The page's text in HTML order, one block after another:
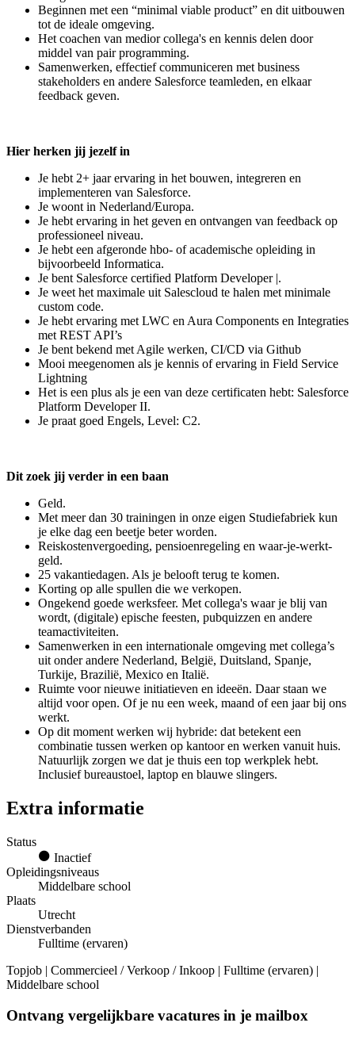
Beginnen met een “minimal viable product” en dit uitbouwen
tot de ideale omgeving.
Het coachen van medior collega's en kennis delen door
middel van pair programming.
Samenwerken, effectief communiceren met business
stakeholders en andere Salesforce teamleden, en elkaar
feedback geven.
Hier herken jij jezelf in
Je hebt 2+ jaar ervaring in het bouwen, integreren en
implementeren van Salesforce.
Je woont in Nederland/Europa.
Je hebt ervaring in het geven en ontvangen van feedback op
professioneel niveau.
Je hebt een afgeronde hbo- of academische opleiding in
bijvoorbeeld Informatica.
Je bent Salesforce certified Platform Developer |.
Je weet het maximale uit Salescloud te halen met minimale
custom code.
Je hebt ervaring met LWC en Aura Components en Integraties
met REST API’s
Je bent bekend met Agile werken, CI/CD via Github
Mooi meegenomen als je kennis of ervaring in Field Service
Lightning
Het is een plus als je een van deze certificaten hebt: Salesforce
Platform Developer II.
Je praat goed Engels, Level: C2.
Dit zoek jij verder in een baan
Geld.
Met meer dan 30 trainingen in onze eigen Studiefabriek kun
je elke dag een beetje beter worden.
Reiskostenvergoeding, pensioenregeling en waar-je-werkt-
geld.
25 vakantiedagen. Als je belooft terug te komen.
Korting op alle spullen die we verkopen.
Ongekend goede werksfeer. Met collega's waar je blij van
wordt, (digitale) epische feesten, pubquizzen en andere
teamactiviteiten.
Samenwerken in een internationale omgeving met collega’s
uit onder andere Nederland, België, Duitsland, Spanje,
Turkije, Brazilië, Mexico en Italië.
Ruimte voor nieuwe initiatieven en ideeën. Daar staan we
altijd voor open. Of je nu een week, maand of een jaar bij ons
werkt.
Op dit moment werken wij hybride: dat betekent een
combinatie tussen werken op kantoor en werken vanuit huis.
Natuurlijk zorgen we dat je thuis een top werkplek hebt.
Inclusief bureaustoel, laptop en blauwe slingers.
Extra informatie
Status
Inactief
Opleidingsniveaus
Middelbare school
Plaats
Utrecht
Dienstverbanden
Fulltime (ervaren)
Topjob | Commercieel / Verkoop / Inkoop | Fulltime (ervaren) |
Middelbare school
Ontvang vergelijkbare vacatures in je mailbox